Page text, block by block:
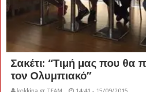
Σακέτι: “Τιμή μας που θα
τον Ολυμπιακό”